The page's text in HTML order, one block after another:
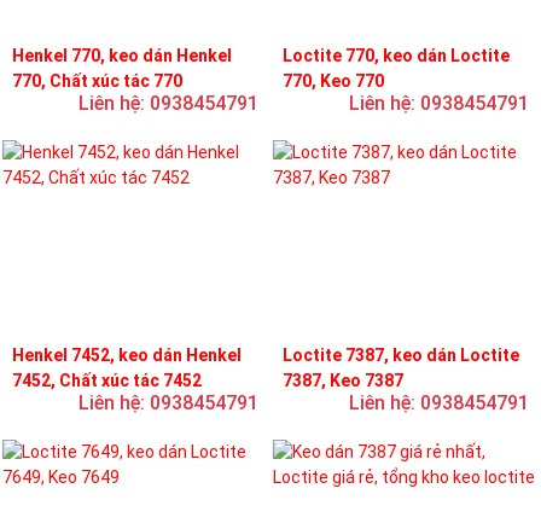
Henkel 770, keo dán Henkel
770, Chất xúc tác 770
Liên hệ: 0938454791
Loctite 770, keo dán Loctite
770, Keo 770
Liên hệ: 0938454791
Henkel 7452, keo dán Henkel
7452, Chất xúc tác 7452
Liên hệ: 0938454791
Loctite 7387, keo dán Loctite
7387, Keo 7387
Liên hệ: 0938454791